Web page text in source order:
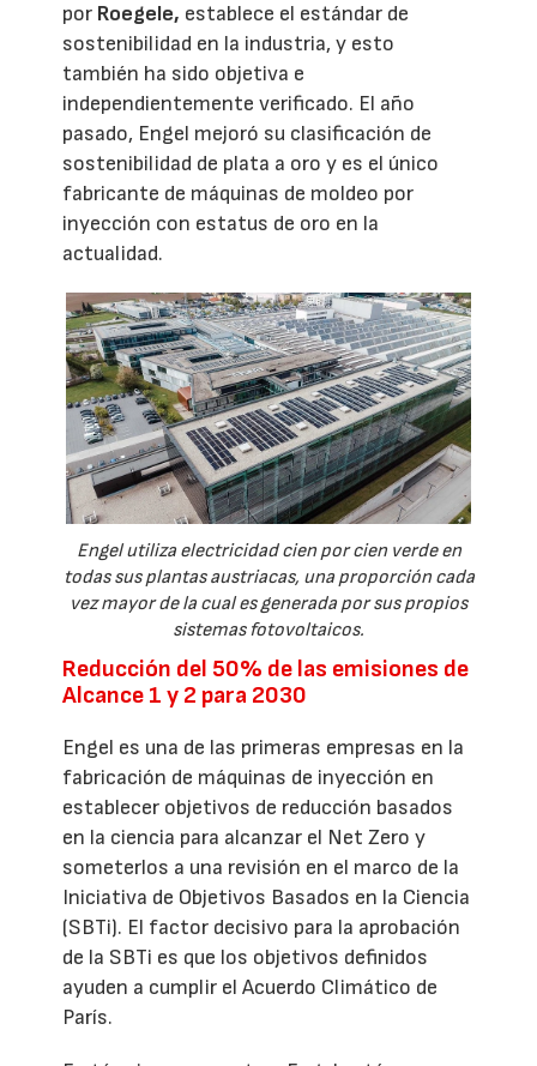
por Roegele, establece el estándar de
sostenibilidad en la industria, y esto
también ha sido objetiva e
independientemente verificado. El año
pasado, Engel mejoró su clasificación de
sostenibilidad de plata a oro y es el único
fabricante de máquinas de moldeo por
inyección con estatus de oro en la
actualidad.
Engel utiliza electricidad cien por cien verde en
todas sus plantas austriacas, una proporción cada
vez mayor de la cual es generada por sus propios
sistemas fotovoltaicos.
Reducción del 50% de las emisiones de
Alcance 1 y 2 para 2030
Engel es una de las primeras empresas en la
fabricación de máquinas de inyección en
establecer objetivos de reducción basados
en la ciencia para alcanzar el Net Zero y
someterlos a una revisión en el marco de la
Iniciativa de Objetivos Basados en la Ciencia
(SBTi). El factor decisivo para la aprobación
de la SBTi es que los objetivos definidos
ayuden a cumplir el Acuerdo Climático de
París.